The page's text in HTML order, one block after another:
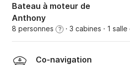
Bateau à moteur de
Anthony
8 personnes ? · 3 cabines · 1
Co-navigation